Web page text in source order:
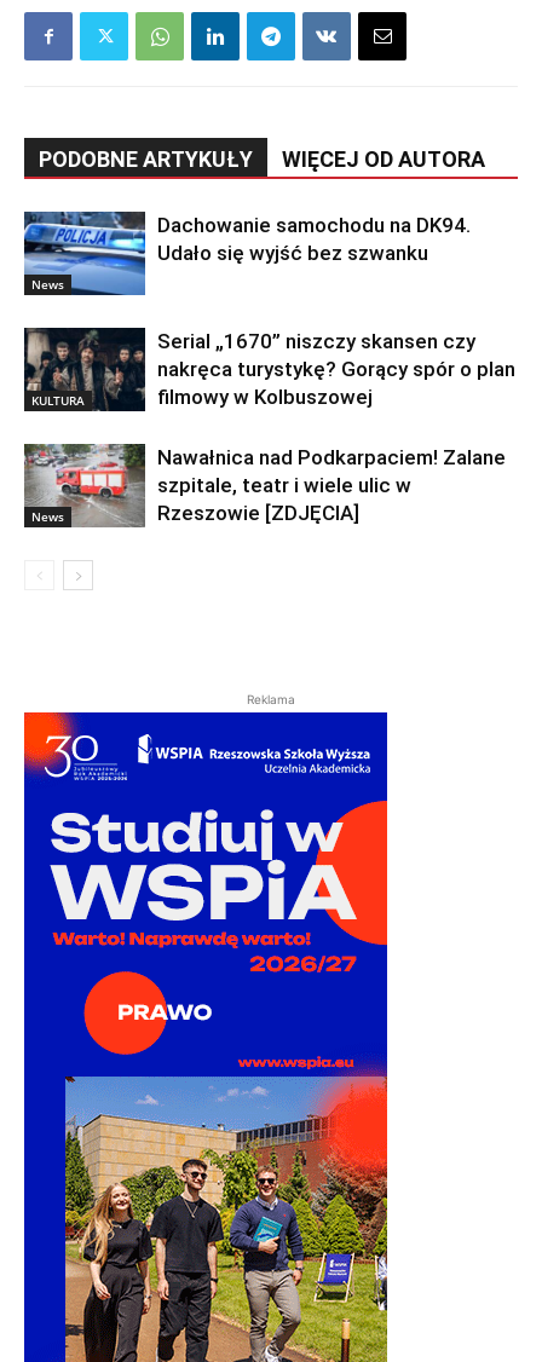
PODOBNE ARTYKUŁY WIĘCEJ OD AUTORA
News
Dachowanie samochodu na DK94.
Udało się wyjść bez szwanku
KULTURA
Serial „1670” niszczy skansen czy
nakręca turystykę? Gorący spór o plan
filmowy w Kolbuszowej
News
Nawałnica nad Podkarpaciem! Zalane
szpitale, teatr i wiele ulic w
Rzeszowie [ZDJĘCIA]
Reklama